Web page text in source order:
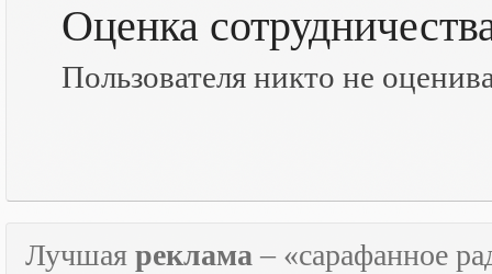
Оценка
Пользователя никто не
Лучшая реклама – «сарафанное